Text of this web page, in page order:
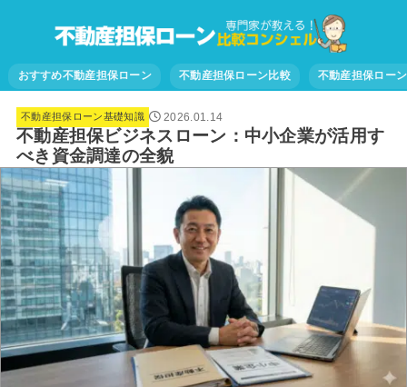
おすすめ不動産担保ローン 不動産担保ローン比較 不動産担保ロー
不動産担保ローン基礎知識 2026.01.14
不動産担保ビジネスローン：中小企業が活用す
べき資金調達の全貌